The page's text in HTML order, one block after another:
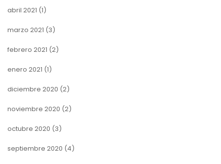
abril 2021 (1)
marzo 2021 (3)
febrero 2021 (2)
enero 2021 (1)
diciembre 2020 (2)
noviembre 2020 (2)
octubre 2020 (3)
septiembre 2020 (4)